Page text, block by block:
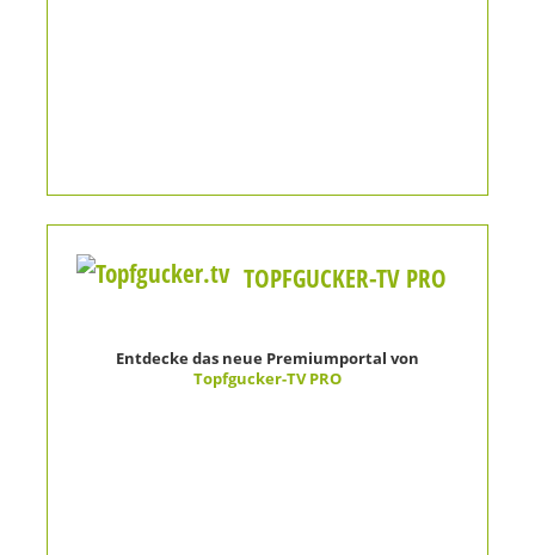
TOPFGUCKER-TV PRO
Entdecke das neue Premiumportal von
Topfgucker-TV PRO